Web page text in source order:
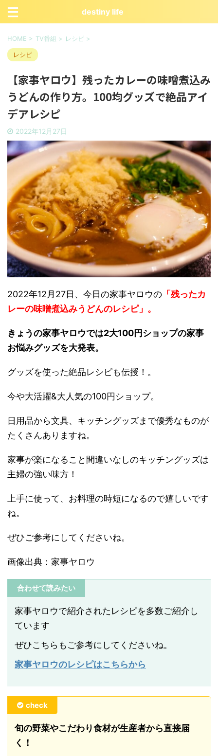
destiny life
HOME > TV番組 > レシピ >
レシピ
【家事ヤロウ】残ったカレーの味噌煮込み
うどんの作り方。100均グッズで絶品アイ
デアレシピ
2022年12月27日
2022年12月27日、今日の家事ヤロウの 「残ったカ
レーの味噌煮込みうどんのレシピ」 。
きょうの家事ヤロウでは2大100円ショップの家事
お悩みグッズを大発表。
グッズを使った絶品レシピも伝授！。
今や大活躍&大人気の100円ショップ。
日用品から文具、キッチングッズまで優秀なものが
たくさんありますね。
家事が楽になること間違いなしのキッチングッズは
主婦の強い味方！
上手に使って、お料理の時短になるので嬉しいです
ね。
ぜひご参考にしてくださいね。
画像出典：家事ヤロウ
合わせて読みたい
家事ヤロウで紹介されたレシピを多数ご紹介し
ています
ぜひこちらもご参考にしてくださいね。
家事ヤロウのレシピはこちらから
check
旬の野菜やこだわり食材が生産者から直接届
く！